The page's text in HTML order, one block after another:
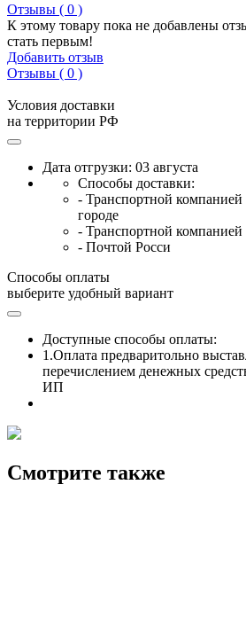
Отзывы ( 0 )
К этому товару пока не добавлены
стать первым!
Добавить отзыв
Отзывы ( 0 )
Условия доставки
на территории РФ
Дата отгрузки: 03 августа
Способы доставки:
- Транспортной
городе
- Транспортной компанией
- Почтой Росси
Способы оплаты
выберите удобный вариант
Доступные способы оплаты:
1.Оплата предваритольно
перечислением денежных
ИП
Смотрите также